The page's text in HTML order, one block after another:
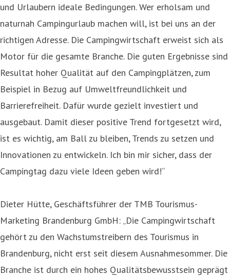
und Urlaubern ideale Bedingungen. Wer erholsam und
naturnah Campingurlaub machen will, ist bei uns an der
richtigen Adresse. Die Campingwirtschaft erweist sich als
Motor für die gesamte Branche. Die guten Ergebnisse sind
Resultat hoher Qualität auf den Campingplätzen, zum
Beispiel in Bezug auf Umweltfreundlichkeit und
Barrierefreiheit. Dafür wurde gezielt investiert und
ausgebaut. Damit dieser positive Trend fortgesetzt wird,
ist es wichtig, am Ball zu bleiben, Trends zu setzen und
Innovationen zu entwickeln. Ich bin mir sicher, dass der
Campingtag dazu viele Ideen geben wird!“
Dieter Hütte, Geschäftsführer der TMB Tourismus-
Marketing Brandenburg GmbH: „Die Campingwirtschaft
gehört zu den Wachstumstreibern des Tourismus in
Brandenburg, nicht erst seit diesem Ausnahmesommer. Die
Branche ist durch ein hohes Qualitätsbewusstsein geprägt